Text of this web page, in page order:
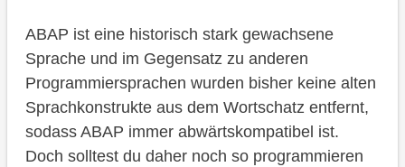
Anfang
Obsolet
Nachfolger
ABAP Cloud
ABAP ist eine historisch stark gewachsene
Sprache und im Gegensatz zu anderen
Programmiersprachen wurden bisher keine alten
Sprachkonstrukte aus dem Wortschatz entfernt,
sodass ABAP immer abwärtskompatibel ist.
Doch solltest du daher noch so programmieren